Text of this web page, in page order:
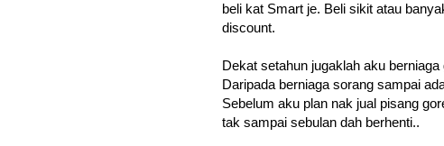
beli kat Smart je. Beli sikit atau
discount.
Dekat setahun jugaklah aku
Daripada berniaga sorang sampai
Sebelum aku plan nak jual pisang
tak sampai sebulan dah berhenti..